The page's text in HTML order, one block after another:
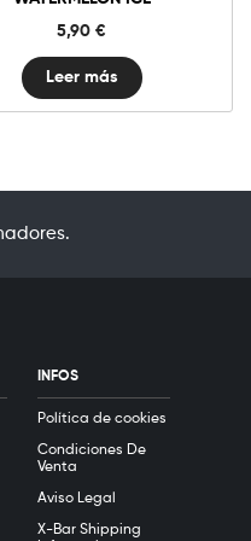
5,90€
Leer más
INFOS
Política de cookies
Condiciones De
Venta
Aviso Legal
X-Bar Shipping